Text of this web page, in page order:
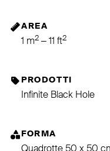
AREA
1 m2 – 11 ft2
PRODOTTI
Infinite Black Hole
FORMA